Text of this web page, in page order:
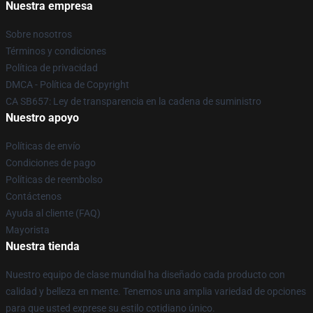
Nuestra empresa
Sobre nosotros
Términos y condiciones
Política de privacidad
DMCA - Política de Copyright
CA SB657: Ley de transparencia en la cadena de suministro
Nuestro apoyo
Políticas de envío
Condiciones de pago
Políticas de reembolso
Contáctenos
Ayuda al cliente (FAQ)
Mayorista
Nuestra tienda
Nuestro equipo de clase mundial ha diseñado cada producto con
calidad y belleza en mente. Tenemos una amplia variedad de opciones
para que usted exprese su estilo cotidiano único.